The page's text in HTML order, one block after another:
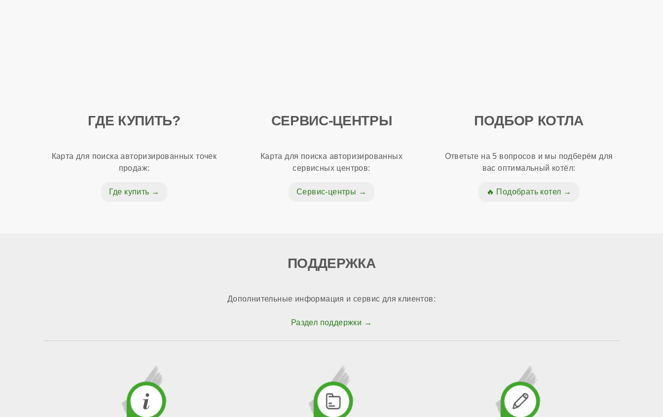
ГДЕ КУПИТЬ?
Карта для поиска авторизированных точек
продаж:
Где купить
СЕРВИС-ЦЕНТРЫ
Карта для поиска авторизированных
сервисных центров:
Сервис-центры
ПОДБОР КОТЛА
Ответьте на 5 вопросов и мы подберём для
вас оптимальный котёл:
Подобрать котел
ПОДДЕРЖКА
Дополнительные информация и сервис для клиентов:
Раздел поддержки